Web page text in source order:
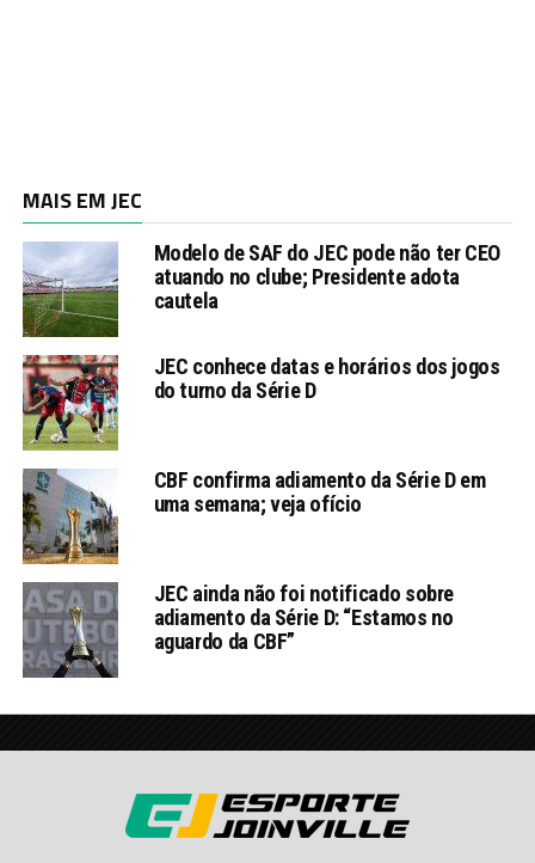
MAIS EM JEC
Modelo de SAF do JEC pode não ter CEO
atuando no clube; Presidente adota
cautela
JEC conhece datas e horários dos jogos
do turno da Série D
CBF confirma adiamento da Série D em
uma semana; veja ofício
JEC ainda não foi notificado sobre
adiamento da Série D: “Estamos no
aguardo da CBF”